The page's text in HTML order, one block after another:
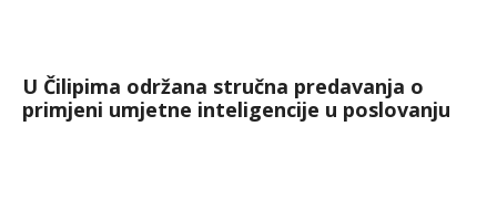
U Čilipima održana stručna predavanja o
primjeni umjetne inteligencije u poslovanju